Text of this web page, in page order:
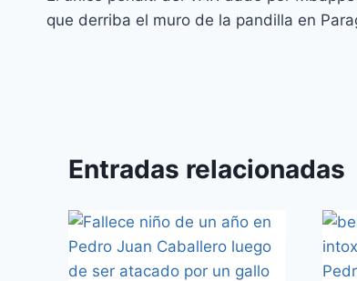
que derriba el muro de la pandilla en
Entradas relacionadas